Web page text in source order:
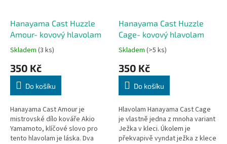
Hanayama Cast Huzzle
Amour- kovový hlavolam
Skladem (3 ks)
350 Kč
Do košíku
Hanayama Cast Amour je
mistrovské dílo kováře Akio
Yamamoto, klíčové slovo pro
tento hlavolam je láska. Dva
Hanayama Cast Huzzle
Cage- kovový hlavolam
Skladem (>5 ks)
350 Kč
Do košíku
Hlavolam Hanayama Cast Cage
je vlastně jedna z mnoha variant
Ježka v kleci. Úkolem je
překvapivě vyndat ježka z klece